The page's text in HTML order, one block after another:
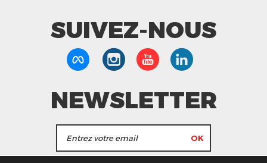
SUIVEZ-NOUS
NEWSLETTER